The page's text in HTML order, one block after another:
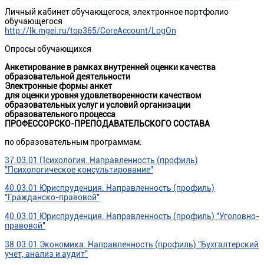
Личный кабинет обучающегося, электронное портфолио
обучающегося
http://lk.mgei.ru/top365/CoreAccount/LogOn
Опросы обучающихся
Анкетирование в рамках внутренней оценки качества
образовательной деятельности
Электронные формы анкет
для оценки уровня удовлетворенности качеством
образовательных услуг и условий организации
образовательного процесса
ПРОФЕССОРСКО-ПРЕПОДАВАТЕЛЬСКОГО СОСТАВА
по образовательным программам:
37.03.01 Психология. Направленность (профиль)
"Психологическое консультирование"
40.03.01 Юриспруденция. Направленность (профиль)
"Гражданско-правовой"
40.03.01 Юриспруденция. Направленность (профиль) "Уголовно-
правовой"
38.03.01 Экономика. Направленность (профиль) "Бухгалтерский
учет, анализ и аудит"